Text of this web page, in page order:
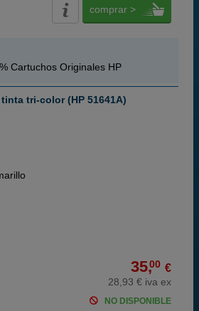
comprar >
Cartuchos Originales HP
tri-color (HP 51641A)
35,00 €
28,93 € iva ex
NO DISPONIBLE